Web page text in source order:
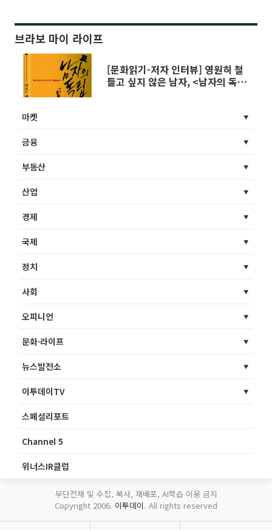
브라보 마이 라이프
[문화읽기-저자 인터뷰] 영원히 철
들고 싶지 않은 남자, <남자의 독립
마켓
금융
부동산
산업
경제
국제
정치
사회
오피니언
문화·라이프
뉴스발전소
이투데이TV
스페셜리포트
Channel 5
위너스IR클럽
무단전재 및 수집, 복사, 재배포, AI학습 이용 금지
Copyright 2006. 이투데이. All rights reserved